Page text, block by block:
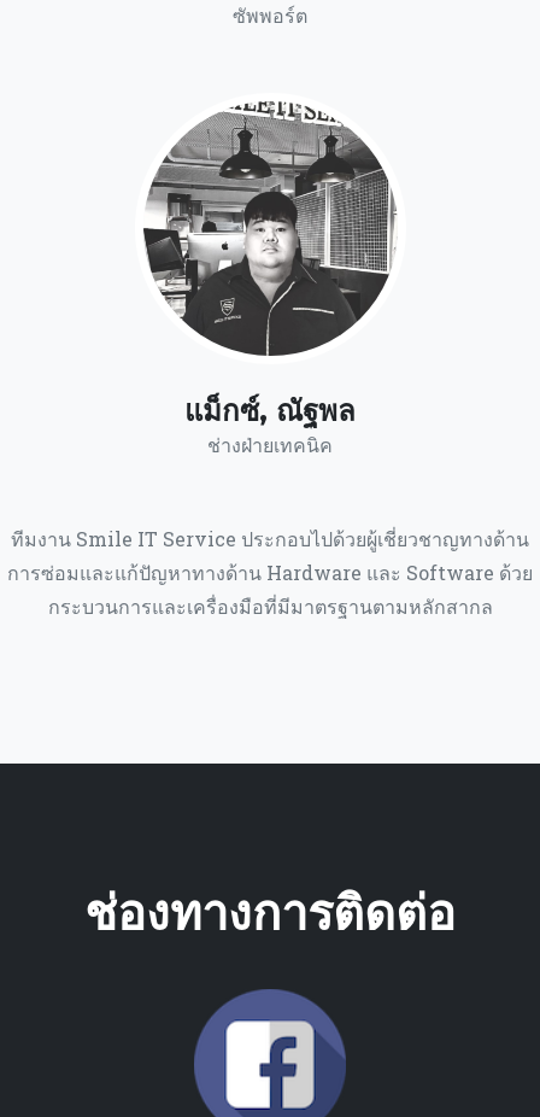
ซัพพอร์ต
แม็กซ์, ณัฐพล
ช่างฝ่ายเทคนิค
ทีมงาน Smile IT Service ประกอบไปด้วยผู้เชี่ยวชาญทางด้าน
การซ่อมและแก้ปัญหาทางด้าน Hardware และ Software ด้วย
กระบวนการและเครื่องมือที่มีมาตรฐานตามหลักสากล
ช่องทางการติดต่อ